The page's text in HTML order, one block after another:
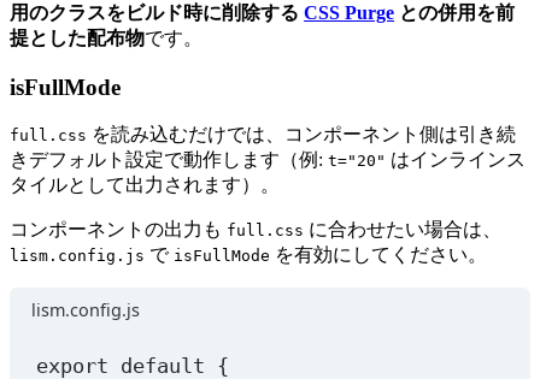
用のクラスをビルド時に削除する CSS Purge との併用を前
提とした配布物です。
isFullMode
full.css を読み込むだけでは、コンポーネント側は引き続
きデフォルト設定で動作します（例: t="20" はインラインス
タイルとして出力されます）。
コンポーネントの出力も full.css に合わせたい場合は、
lism.config.js で isFullMode を有効にしてください。
lism.config.js
export default {